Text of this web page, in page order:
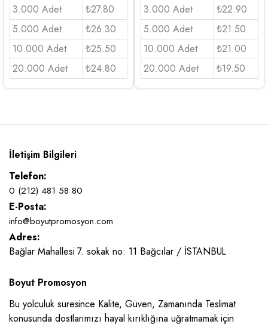
3.000 Adet
₺27.80
5.000 Adet
₺26.30
10.000 Adet
₺25.50
20.000 Adet
₺24.80
3.000 Adet
₺22.90
5.000 Adet
₺21.50
10.000 Adet
₺21.00
20.000 Adet
₺19.50
İletişim Bilgileri
Telefon:
0 (212) 481 58 80
E-Posta:
info@boyutpromosyon.com
Adres:
Bağlar Mahallesi 7. sokak no: 11 Bağcılar / İSTANBUL
Boyut Promosyon
Bu yolculuk süresince Kalite, Güven, Zamanında Teslimat
konusunda dostlarımızı hayal kırıklığına uğratmamak için